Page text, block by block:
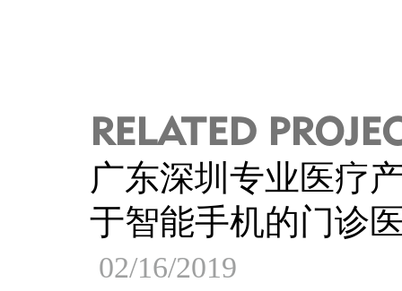
RELATED
广东深圳专业医疗
于智能手机的门诊
02/16/2019